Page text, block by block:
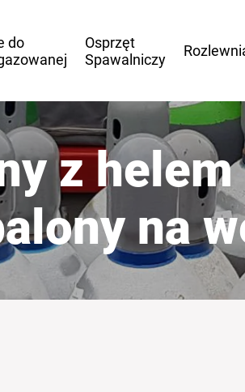
do
Osprzęt
Spawalniczy
z helem
na